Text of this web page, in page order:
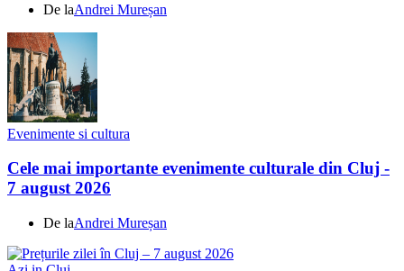
De laAndrei Mureșan
Evenimente si cultura
Cele mai importante evenimente culturale din Cluj -
7 august 2026
De laAndrei Mureșan